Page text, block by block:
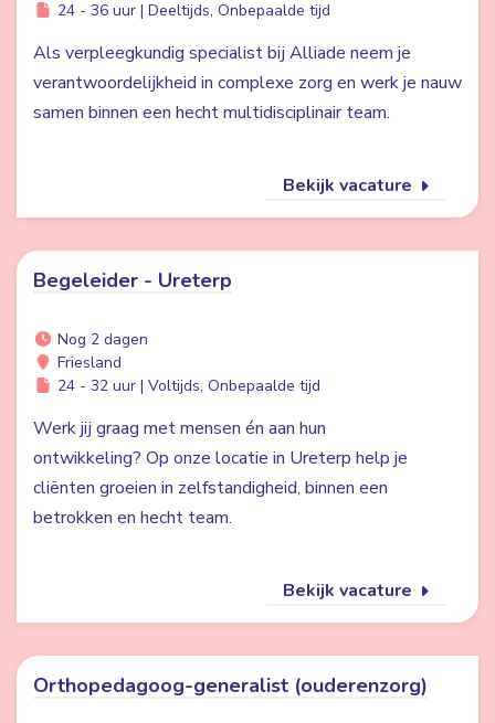
24 - 36 uur | Deeltijds, Onbepaalde tijd
Als verpleegkundig specialist bij Alliade neem je
verantwoordelijkheid in complexe zorg en werk je nauw
samen binnen een hecht multidisciplinair team.
Bekijk vacature
Begeleider - Ureterp
Nog 2 dagen
Friesland
24 - 32 uur | Voltijds, Onbepaalde tijd
Werk jij graag met mensen én aan hun
ontwikkeling? Op onze locatie in Ureterp help je
cliënten groeien in zelfstandigheid, binnen een
betrokken en hecht team.
Bekijk vacature
Orthopedagoog-generalist (ouderenzorg)